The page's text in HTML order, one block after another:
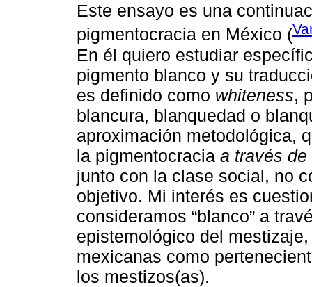
Este ensayo es una
pigmentocracia en México (
En él quiero estudiar
pigmento blanco y su
es definido como whiteness,
blancura, blanquedad o
aproximación metodológica,
la pigmentocracia a través
junto con la clase social, no
objetivo. Mi interés es
consideramos “blanco” a
epistemológico del
mexicanas como
los mestizos(as).